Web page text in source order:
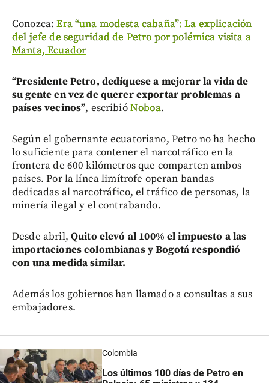
Conozca:Era “una modesta cabaña”: La explicación
del jefe de seguridad de Petro por polémica visita a
Manta, Ecuador
“Presidente Petro, dedíquese a mejorar la vida de
su gente en vez de querer exportar problemas a
países vecinos”, escribióNoboa.
Según el gobernante ecuatoriano, Petro no ha hecho
lo suficiente para contener el narcotráfico en la
frontera de 600 kilómetros que comparten ambos
países. Por la línea limítrofe operan bandas
dedicadas al narcotráfico, el tráfico de personas, la
minería ilegal y el contrabando.
Desde abril, Quito elevó al 100% el impuesto a las
importaciones colombianas y Bogotá respondió
con una medida similar.
Además los gobiernos han llamado a consultas a sus
embajadores.
Colombia
Los últimos 100 días de Petro en